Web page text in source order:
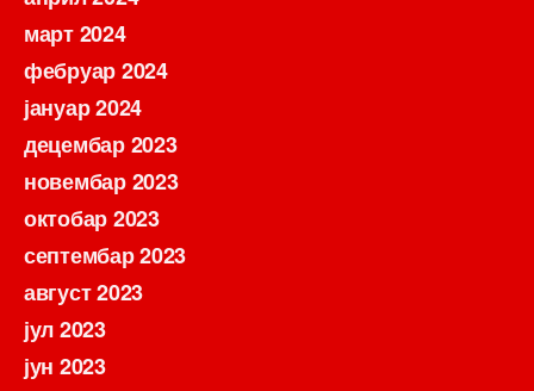
март 2024
фебруар 2024
јануар 2024
децембар 2023
новембар 2023
октобар 2023
септембар 2023
август 2023
јул 2023
јун 2023